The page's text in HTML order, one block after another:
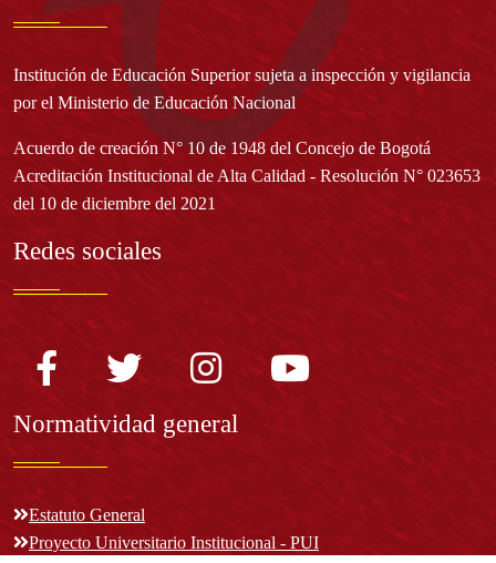
Institución de Educación Superior sujeta a inspección y vigilancia
por el Ministerio de Educación Nacional
Acuerdo de creación N° 10 de 1948 del Concejo de Bogotá
Acreditación Institucional de Alta Calidad - Resolución N° 023653
del 10 de diciembre del 2021
Redes sociales
Normatividad general
Estatuto General
Proyecto Universitario Institucional - PUI